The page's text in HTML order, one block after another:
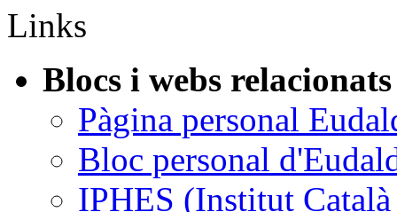
Links
Blocs i webs relacionats
Pàgina personal
Bloc personal
IPHES (Institut